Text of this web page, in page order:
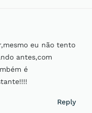
eu não tento
antes,com
é
Reply